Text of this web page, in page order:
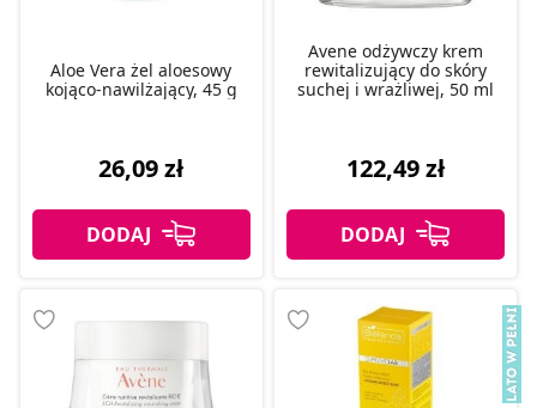
Aloe Vera żel aloesowy
kojąco-nawilżający, 45 g
26,09 zł
Avene odżywczy krem
rewitalizujący do skóry
suchej i wrażliwej, 50 ml
122,49 zł